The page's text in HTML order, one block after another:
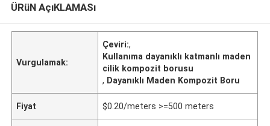
ÜRüN AçıKLAMASı
Vurgulamak:
Çeviri:,
Kullanıma dayanıklı katmanlı maden
cilik kompozit borusu
, Dayanıklı Maden Kompozit Boru
Fiyat $0.20/meters >=500 meters